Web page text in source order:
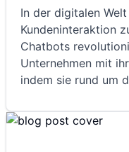
In der digitalen
Kundeninteraktion
Chatbots
Unternehmen mit
indem sie rund um